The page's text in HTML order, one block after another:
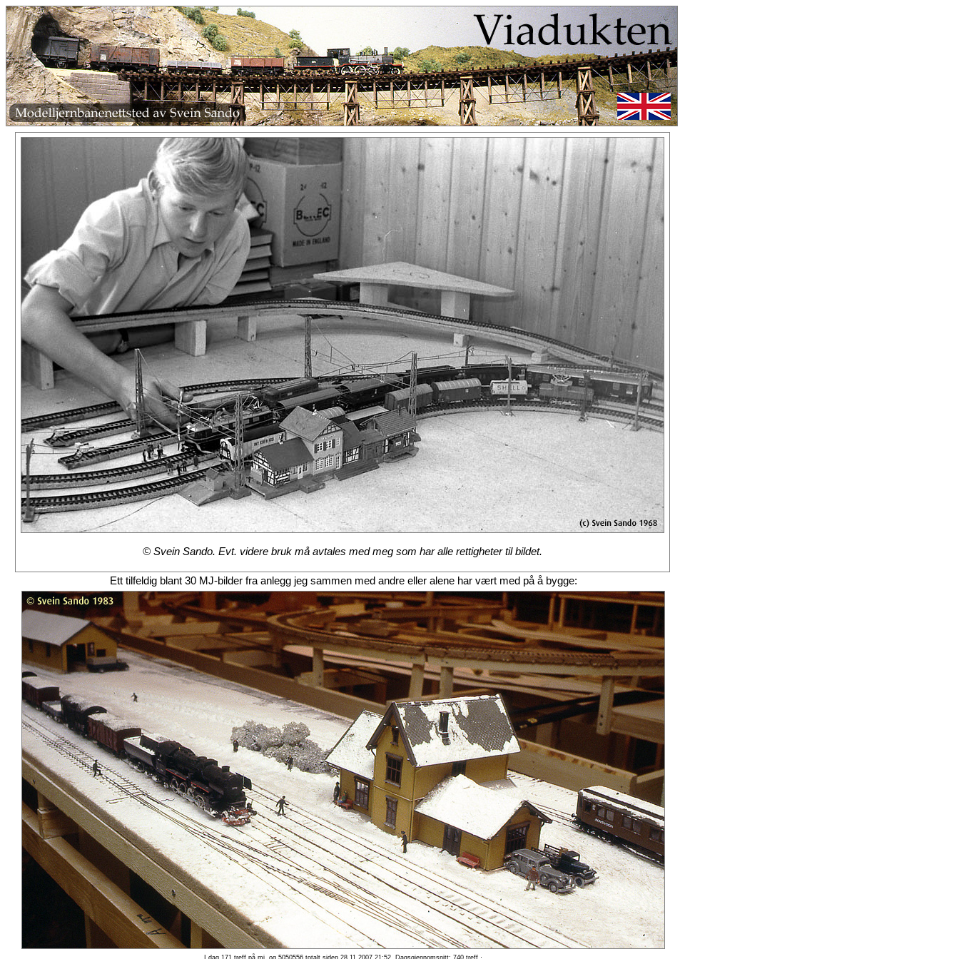
© Svein Sando. Evt. videre bruk må avtales med meg som har alle rettigheter til bildet.
Ett tilfeldig blant 30 MJ-bilder fra anlegg jeg sammen med andre eller alene har vært med på å bygge:
I dag 171 treff på mj, og 5050556 totalt siden 28.11.2007 21:52. Dagsgjennomsnitt: 740 treff ·